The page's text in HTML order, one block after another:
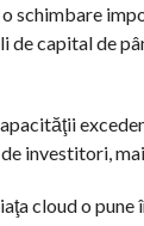
schimbare
de capital de
investitori,
cloud o